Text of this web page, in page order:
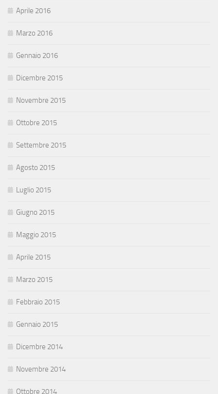
Aprile 2016
Marzo 2016
Gennaio 2016
Dicembre 2015
Novembre 2015
Ottobre 2015
Settembre 2015
Agosto 2015
Luglio 2015
Giugno 2015
Maggio 2015
Aprile 2015
Marzo 2015
Febbraio 2015
Gennaio 2015
Dicembre 2014
Novembre 2014
Ottobre 2014